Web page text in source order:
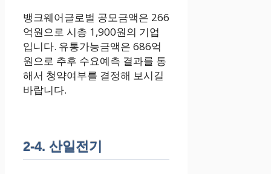
뱅크웨어글로벌 공모금액은 266
억원으로 시총 1,900원의 기업
입니다. 유통가능금액은 686억
원으로 추후 수요예측 결과를 통
해서 청약여부를 결정해 보시길
바랍니다.
2-4. 산일전기